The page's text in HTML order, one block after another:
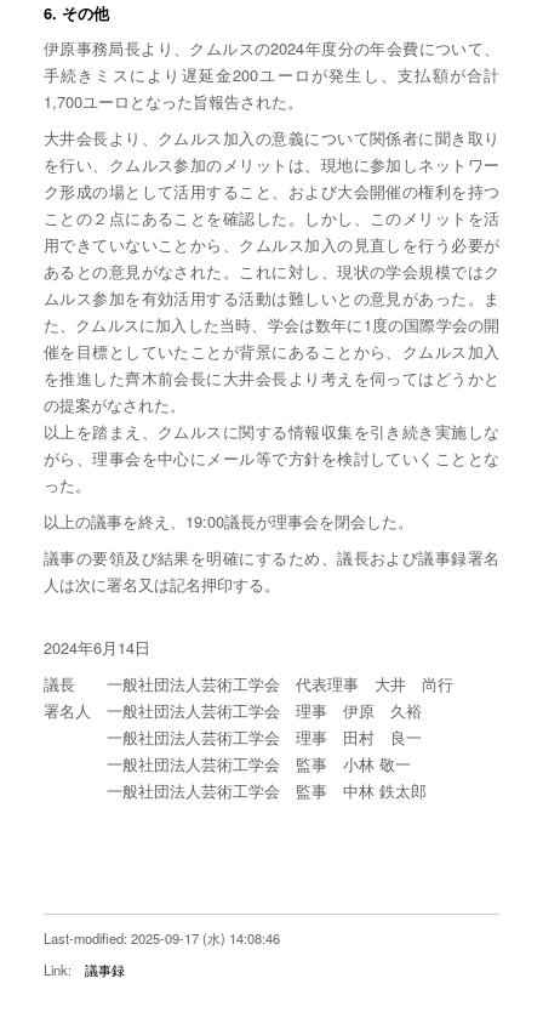
6. その他
伊原事務局長より、クムルスの2024年度分の年会費について、
手続きミスにより遅延金200ユーロが発生し、支払額が合計
1,700ユーロとなった旨報告された。
大井会長より、クムルス加入の意義について関係者に聞き取り
を行い、クムルス参加のメリットは、現地に参加しネットワー
ク形成の場として活用すること、および大会開催の権利を持つ
ことの２点にあることを確認した。しかし、このメリットを活
用できていないことから、クムルス加入の見直しを行う必要が
あるとの意見がなされた。これに対し、現状の学会規模ではク
ムルス参加を有効活用する活動は難しいとの意見があった。ま
た、クムルスに加入した当時、学会は数年に1度の国際学会の開
催を目標としていたことが背景にあることから、クムルス加入
を推進した齊木前会長に大井会長より考えを伺ってはどうかと
の提案がなされた。
以上を踏まえ、クムルスに関する情報収集を引き続き実施しな
がら、理事会を中心にメール等で方針を検討していくこととな
った。
以上の議事を終え、19:00議長が理事会を閉会した。
議事の要領及び結果を明確にするため、議長および議事録署名
人は次に署名又は記名押印する。
2024年6月14日
議長 一般社団法人芸術工学会 代表理事 大井 尚行
署名人 一般社団法人芸術工学会 理事 伊原 久裕
一般社団法人芸術工学会 理事 田村 良一
一般社団法人芸術工学会 監事 小林 敬一
一般社団法人芸術工学会 監事 中林 鉄太郎
Last-modified: 2025-09-17 (水) 14:08:46
Link:
議事録